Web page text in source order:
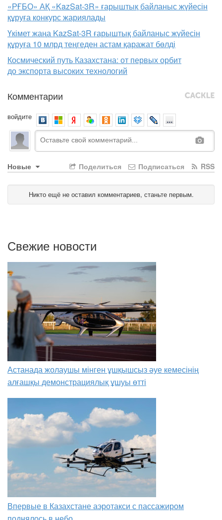
«РҒБО» АҚ «KazSat-3R» ғарыштық байланыс жүйесін
құруға конкурс жариялады
Үкімет жаңа KazSat-3R ғарыштық байланыс жүйесін
құруға 10 млрд теңгеден астам қаражат бөлді
Космический путь Казахстана: от первых орбит
до экспорта высоких технологий
Комментарии
войдите
Новые RSS
Подписаться
Поделиться
Никто ещё не оставил комментариев, станьте первым.
Свежие новости
Астанада жолаушы мінген ұшқышсыз әуе кемесінің
алғашқы демонстрациялық ұшуы өтті
Впервые в Казахстане аэротакси с пассажиром